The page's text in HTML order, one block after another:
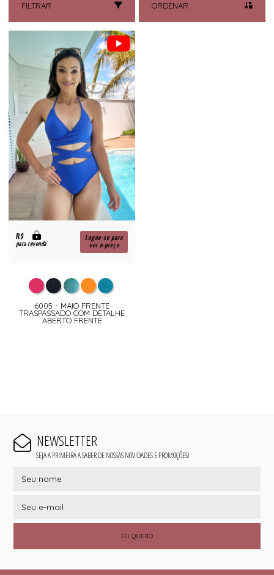
FILTRAR ORDENAR
R$
para revenda
Logue-se para
ver o preço
6005 - MAIO FRENTE
TRASPASSADO COM DETALHE
ABERTO FRENTE
NEWSLETTER
SEJA A PRIMEIRA A SABER DE NOSSAS NOVIDADES E PROMOÇÕES!
EU QUERO